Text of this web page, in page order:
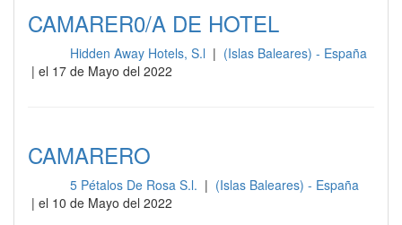
CAMARER0/A DE HOTEL
Hidden Away Hotels, S.l | (Islas Baleares) - España
| el 17 de Mayo del 2022
CAMARERO
5 Pétalos De Rosa S.l. | (Islas Baleares) - España
| el 10 de Mayo del 2022